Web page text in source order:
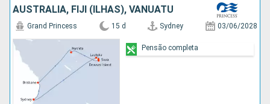
AUSTRALIA, FIJI (ILHAS), VANUATU
Grand Princess 15 d Sydney 03/06/2028
Pensão completa